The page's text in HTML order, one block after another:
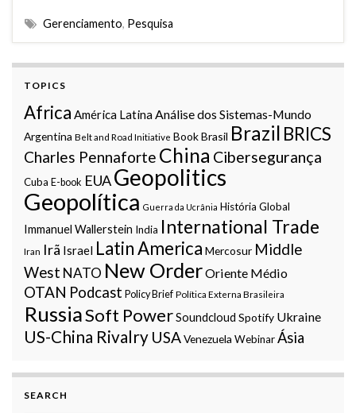
Gerenciamento, Pesquisa
TOPICS
Africa América LatinaAnálise dos Sistemas-Mundo
Argentina Belt and Road Initiative BookBrasil Brazil BRICS
Charles Pennaforte China Cibersegurança
Cuba E-book EUAGeopolitics
Geopolítica Guerra da Ucrânia História Global
Immanuel Wallerstein India International Trade
Iran Irã Israel Latin America Mercosur Middle
West NATO New OrderOriente Médio
OTAN Podcast Policy Brief Política Externa Brasileira
RussiaSoft PowerSoundcloud Spotify Ukraine
US-China Rivalry USAVenezuela WebinarÁsia
SEARCH